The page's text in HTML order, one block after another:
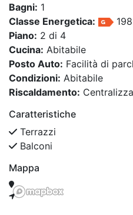
Bagni: 1
Classe Energetica:
Piano: 2 di 4
Cucina: Abitabile
Posto Auto: Facilità di
Condizioni: Abitabile
Riscaldamento:
Caratteristiche
Terrazzi
Balconi
Mappa